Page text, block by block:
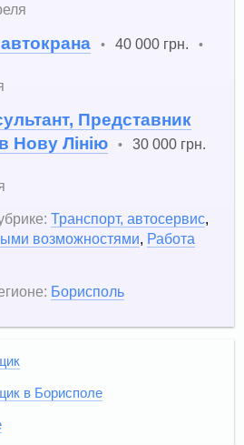
• 40 000 грн. •
Представник
Нову Лінію
• 30 000 грн.
Транспорт, автосервис,
возможностями, Работа
Борисполь
в Борисполе